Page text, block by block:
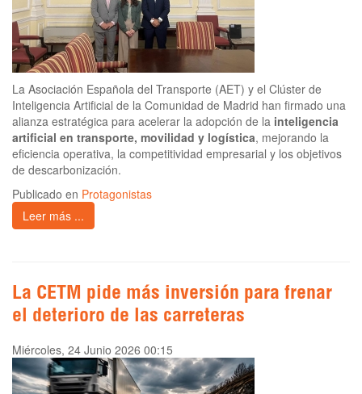
La Asociación Española del Transporte (AET) y el Clúster de
Inteligencia Artificial de la Comunidad de Madrid han firmado una
alianza estratégica para acelerar la adopción de la inteligencia
artificial en transporte, movilidad y logística, mejorando la
eficiencia operativa, la competitividad empresarial y los objetivos
de descarbonización.
Publicado en Protagonistas
Leer más ...
La CETM pide más inversión para frenar
el deterioro de las carreteras
Miércoles, 24 Junio 2026 00:15